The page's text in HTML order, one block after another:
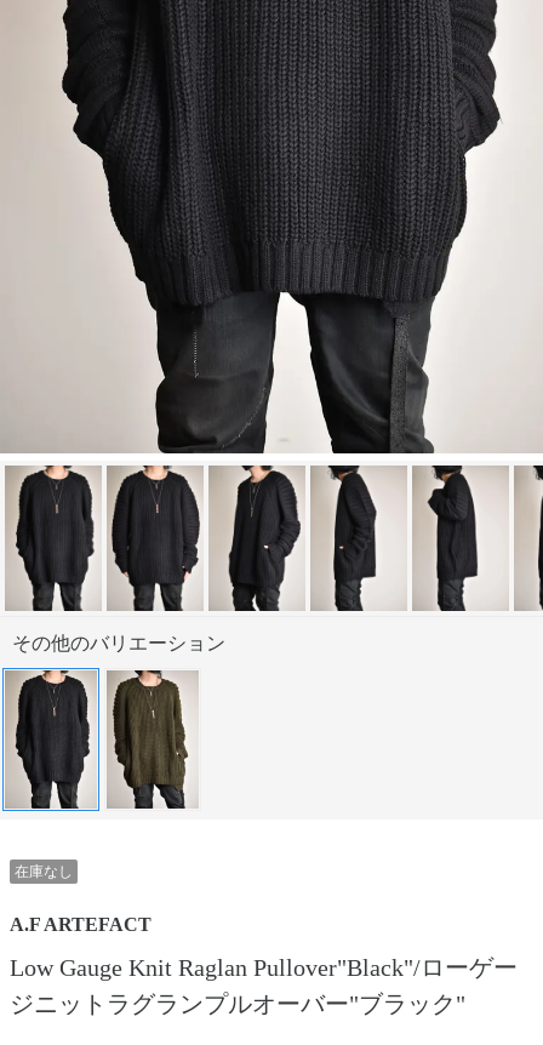
その他のバリエーション
在庫なし
A.F ARTEFACT
Low Gauge Knit Raglan Pullover"Black"/ローゲー
ジニットラグランプルオーバー"ブラック"